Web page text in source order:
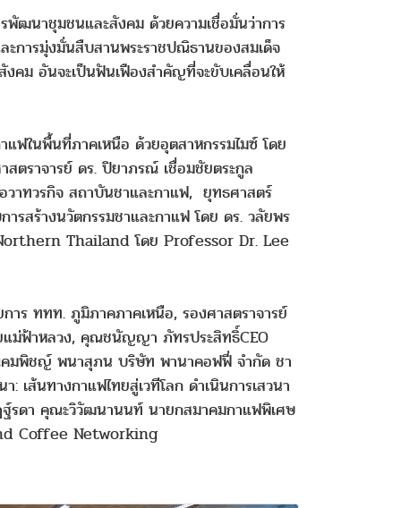
ฒนาชุมชนและสังคม ด้วยความเชื่อมั่นว่าการ
การมุ่งมั่นสืบสานพระราชปณิธานของสมเด็จ
คม อันจะเป็นฟันเฟืองสำคัญที่จะขับเคลื่อนให้
แฟในพื้นที่ภาคเหนือ ด้วยอุตสาหกรรมไมซ์ โดย
ตราจารย์ ดร. ปิยาภรณ์ เชื่อมชัยตระกูล
วาทวรกิจ สถาบันชาและกาแฟ, ยุทธศาสตร์
ารสร้างนวัตกรรมชาและกาแฟ โดย ดร. วลัยพร
Thailand โดย Professor Dr. Lee
าร ททท. ภูมิภาคภาคเหนือ, รองศาสตราจารย์
แม่ฟ้าหลวง, คุณชนัญญา ภัทรประสิทธิ์CEO
มพิชญ์ พนาสุภน บริษัท พานาคอฟฟี่ จำกัด ชา
เส้นทางกาแฟไทยสู่เวทีโลก ดำเนินการเสวนา
ดา คุณะวิวัฒนานนท์ นายกสมาคมกาแฟพิเศษ
Coffee Networking